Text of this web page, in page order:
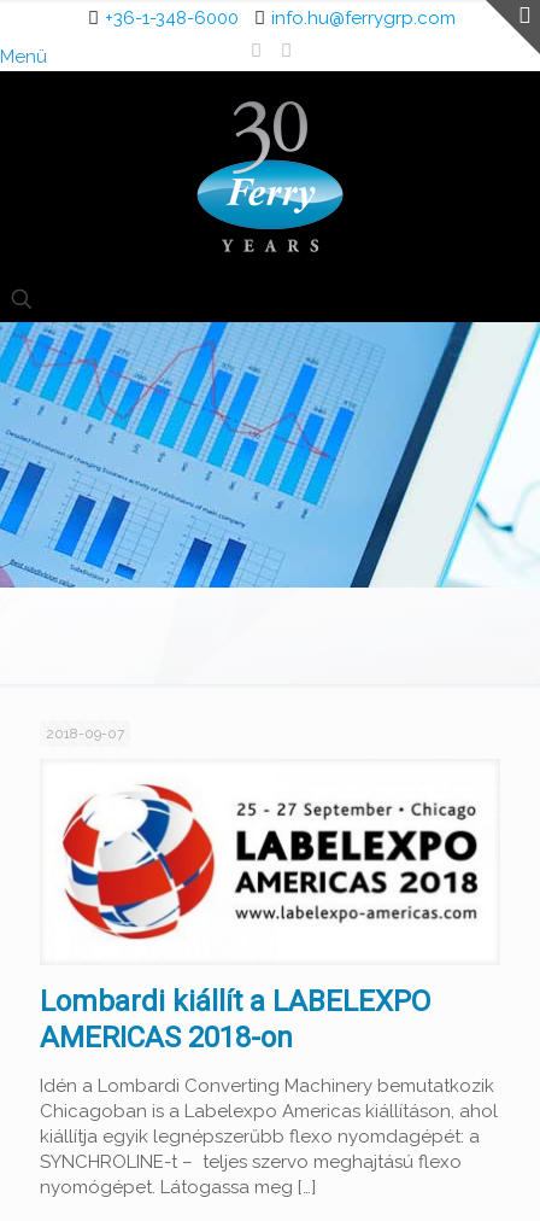
+36-1-348-6000
info.hu@ferrygrp.com
Menü
2018-09-07
Lombardi kiállít a LABELEXPO
AMERICAS 2018-on
Idén a Lombardi Converting Machinery bemutatkozik
Chicagoban is a Labelexpo Americas kiállításon, ahol
kiállítja egyik legnépszerűbb flexo nyomdagépét: a
SYNCHROLINE-t – teljes szervo meghajtású flexo
nyomógépet. Látogassa meg […]